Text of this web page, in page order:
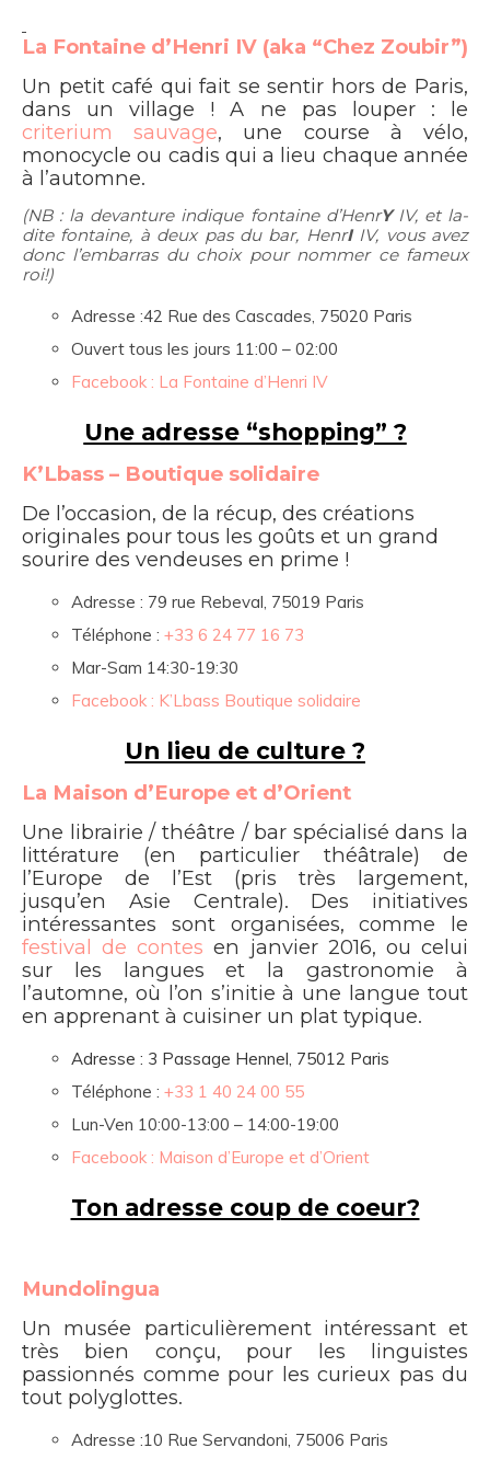
La Fontaine d’Henri IV (aka “Chez Zoubir”)
Un petit café qui fait se sentir hors de Paris,
dans un village ! A ne pas louper : le
criterium sauvage, une course à vélo,
monocycle ou cadis qui a lieu chaque année
à l’automne.
(NB : la devanture indique fontaine d’HenrYIV, et la-
dite fontaine, à deux pas du bar, HenrIIV, vous avez
donc l’embarras du choix pour nommer ce fameux
roi!)
Adresse :42 Rue des Cascades, 75020 Paris
Ouvert tous les jours 11:00 – 02:00
Facebook : La Fontaine d’Henri IV
Une adresse “shopping” ?
K’Lbass – Boutique solidaire
De l’occasion, de la récup, des créations
originales pour tous les goûts et un grand
sourire des vendeuses en prime !
Adresse : 79 rue Rebeval, 75019 Paris
Téléphone : +33 6 24 77 16 73
Mar-Sam 14:30-19:30
Facebook : K’Lbass Boutique solidaire
Un lieu de culture ?
La Maison d’Europe et d’Orient
Une librairie / théâtre / bar spécialisé dans la
littérature (en particulier théâtrale) de
l’Europe de l’Est (pris très largement,
jusqu’en Asie Centrale). Des initiatives
intéressantes sont organisées, comme le
festival de contes en janvier 2016, ou celui
sur les langues et la gastronomie à
l’automne, où l’on s’initie à une langue tout
en apprenant à cuisiner un plat typique.
Adresse : 3 Passage Hennel, 75012 Paris
Téléphone : +33 1 40 24 00 55
Lun-Ven 10:00-13:00 – 14:00-19:00
Facebook : Maison d’Europe et d’Orient
Ton adresse coup de coeur?
Mundolingua
Un musée particulièrement intéressant et
très bien conçu, pour les linguistes
passionnés comme pour les curieux pas du
tout polyglottes.
Adresse :10 Rue Servandoni, 75006 Paris